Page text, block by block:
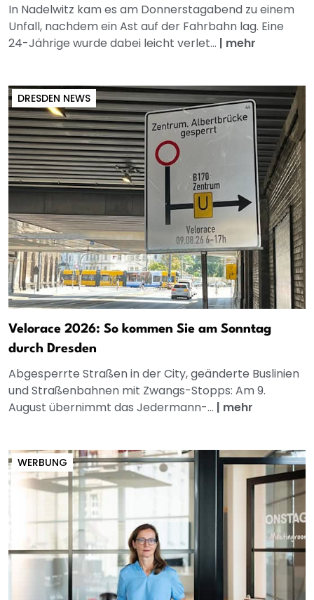
In Nadelwitz kam es am Donnerstagabend zu einem
Unfall, nachdem ein Ast auf der Fahrbahn lag. Eine
24-Jährige wurde dabei leicht verlet... | mehr
DRESDEN NEWS
Velorace 2026: So kommen Sie am Sonntag
durch Dresden
Abgesperrte Straßen in der City, geänderte Buslinien
und Straßenbahnen mit Zwangs-Stopps: Am 9.
August übernimmt das Jedermann-... | mehr
WERBUNG